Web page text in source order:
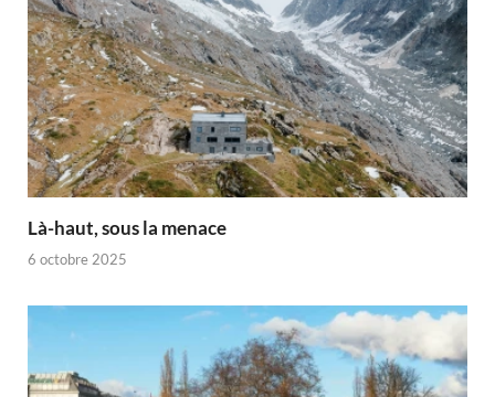
Là-haut, sous la menace
6 octobre 2025